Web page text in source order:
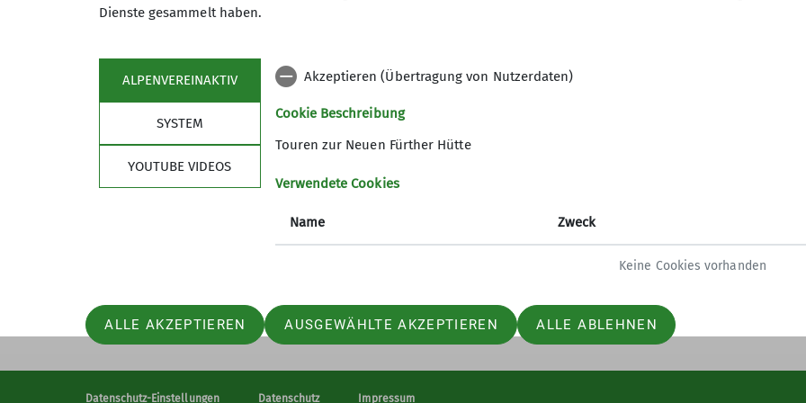
Bist Du Dir unsicher, ob deine Technik für die Gruppe ausreicht? Mach Dir deshalb
Noch kein Alpenvereins-Mitglied? Das ist zum Schnuppern grundsätzlich kein
werden!
Wir freuen uns auch Dich!
Details
Sektion Programm
Veranstaltungen
Datenschutz-Einstellungen Datenschutz Impressum
Dienste gesammelt haben.
ALPENVEREINAKTIV
SYSTEM
YOUTUBE VIDEOS
Akzeptieren (Übertragung von Nutzerdaten)
Cookie Beschreibung
Touren zur Neuen Fürther Hütte
Verwendete Cookies
Name Zweck
Keine Cookies vorhanden
ALLE AKZEPTIEREN AUSGEWÄHLTE AKZEPTIEREN ALLE ABLEHNEN